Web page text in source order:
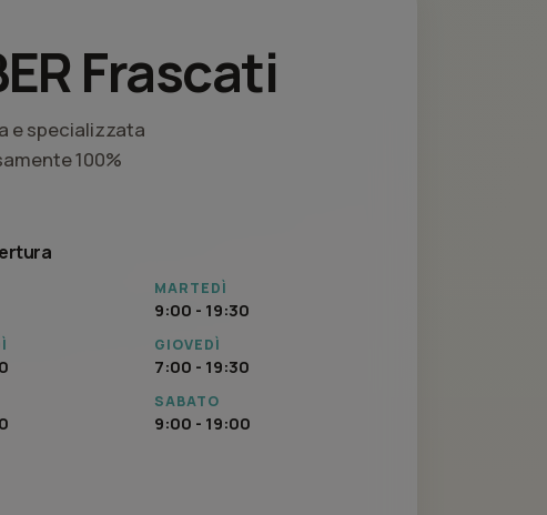
Frascati
e specializzata
100%
MARTEDÌ
9:00 - 19:30
GIOVEDÌ
7:00 - 19:30
SABATO
9:00 - 19:00